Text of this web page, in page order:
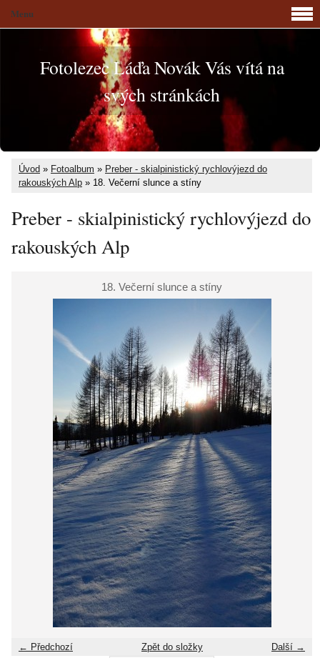
Fotolezec Láďa Novák Vás vítá na
svých stránkách
Úvod » Fotoalbum » Preber - skialpinistický rychlovýjezd do
rakouských Alp » 18. Večerní slunce a stíny
Preber - skialpinistický rychlovýjezd do
rakouských Alp
18. Večerní slunce a stíny
← Předchozí Další →
Zpět do složky
Menu